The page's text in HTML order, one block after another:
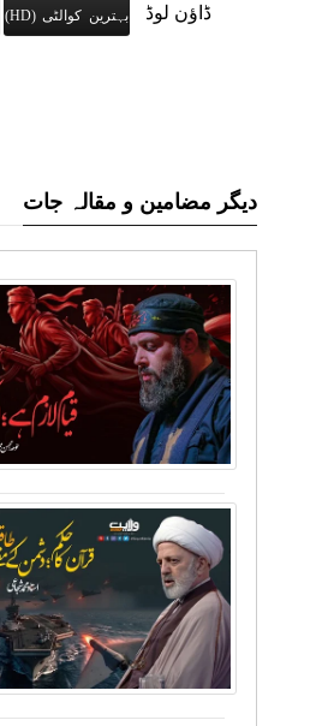
ڈاؤن لوڈ
بہترین کوالٹی (HD)
دیگر مضامین و مقالہ جات